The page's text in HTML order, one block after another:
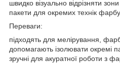
швидко візуально відрізняти
пакети для окремих технік
Переваги:
підходять для мелірування,
допомагають ізолювати окремі
зручні для акуратної роботи з